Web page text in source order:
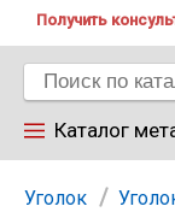
Получить
Каталог
Уголок